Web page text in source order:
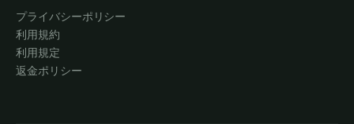
プライバシーポリシー
利用規約
利用規定
返金ポリシー